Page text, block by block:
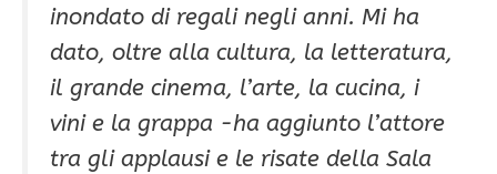
inondato di regali negli anni. Mi ha
dato, oltre alla cultura, la letteratura,
il grande cinema, l’arte, la cucina, i
vini e la grappa -ha aggiunto l’attore
tra gli applausi e le risate della Sala